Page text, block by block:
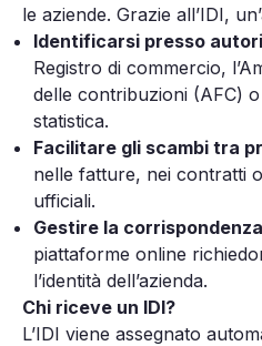
le aziende. Grazie all’IDI,
Identificarsi presso
Registro di commercio,
delle contribuzioni (AFC)
statistica.
Facilitare gli scambi tra
nelle fatture, nei contratti
ufficiali.
Gestire la
piattaforme online
l’identità dell’azienda.
Chi riceve un IDI?
L’IDI viene assegnato